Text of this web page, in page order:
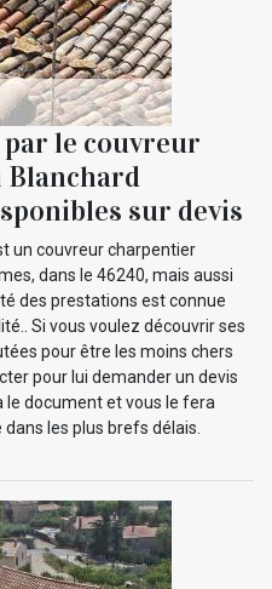
le couvreur
sur devis
un couvreur charpentier
dans le 46240, mais aussi
des prestations est connue
Si vous voulez découvrir ses
pour être les moins chers
pour lui demander un devis
le document et vous le fera
les plus brefs délais.